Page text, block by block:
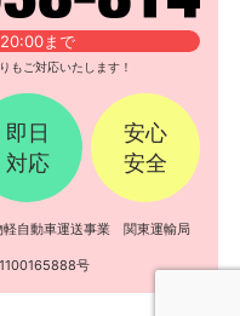
まで
もご対応いたします！
即日
対応
安心
安全
自動車運送事業 関東運輸局
号